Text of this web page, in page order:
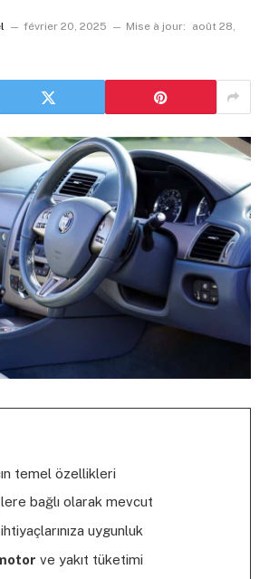
février 20, 2025 Mise à jour:
août 28,
temel özellikleri
bağlı olarak mevcut
uygunluk
ve yakıt tüketimi